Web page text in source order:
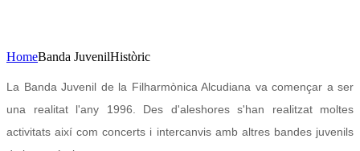
HomeBanda JuvenilHistòric
La Banda Juvenil de la Filharmònica Alcudiana va començar a ser
una realitat l'any 1996. Des d'aleshores s'han realitzat moltes
activitats així com concerts i intercanvis amb altres bandes juvenils